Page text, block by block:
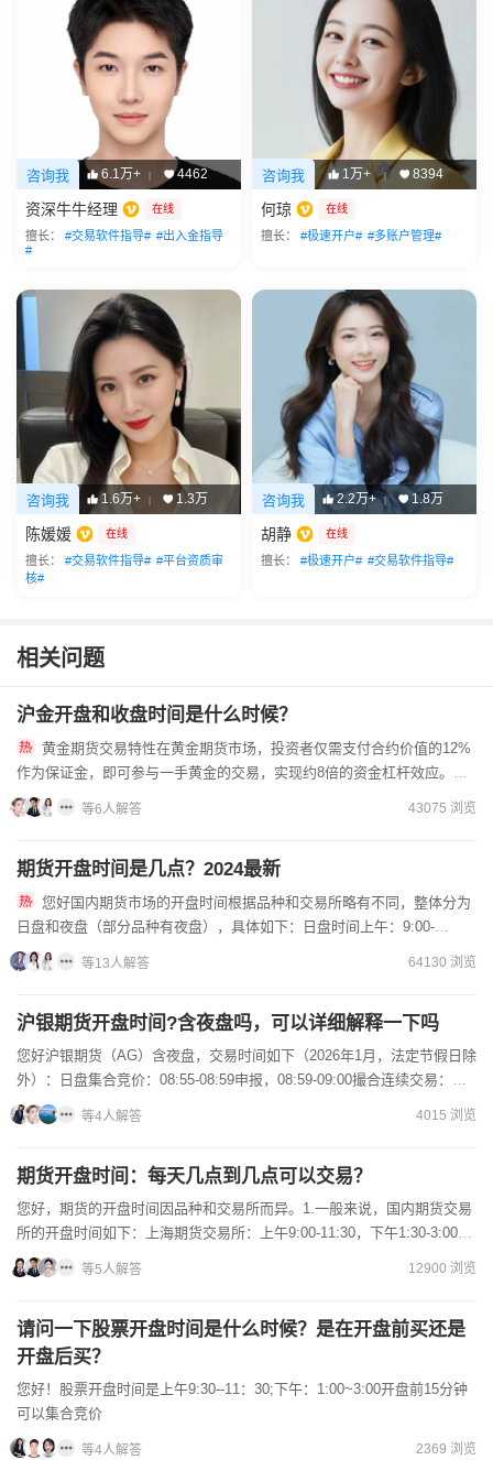
咨询我 6.1万+ | 4462
资深牛牛经理 在线
擅长： #交易软件指导# #出入金指导
#
咨询我 1万+ | 8394
何琼 在线
擅长： #极速开户# #多账户管理#
咨询我 1.6万+ | 1.3万
陈媛媛 在线
擅长： #交易软件指导# #平台资质审
核#
咨询我 2.2万+ | 1.8万
胡静 在线
擅长： #极速开户# #交易软件指导#
相关问题
沪金开盘和收盘时间是什么时候？
作为保证金，即可参与一手黄金的交易，实现约8倍的资金杠杆效应。初
始交易时，需准备约72000元作为保证金。手续费标准截至2...
等6人解答 43075 浏览
期货开盘时间是几点？2024最新
日盘和夜盘（部分品种有夜盘），具体如下：日盘时间上午：9:00-
11:30（其中10:15-10:30为中间休息时间）下午：...
等13人解答 64130 浏览
沪银期货开盘时间?含夜盘吗，可以详细解释一下吗
您好沪银期货（AG）含夜盘，交易时间如下（2026年1月，法定节假日除
外）：日盘集合竞价：08:55-08:59申报，08:59-09:00撮合连续交易：
09:00-10:15；10:...
等4人解答 4015 浏览
期货开盘时间：每天几点到几点可以交易？
您好，期货的开盘时间因品种和交易所而异。1.一般来说，国内期货交易
所的开盘时间如下：上海期货交易所：上午9:00-11:30，下午1:30-3:00。
大连商品交易所：上午9:00-11...
等5人解答 12900 浏览
请问一下股票开盘时间是什么时候？是在开盘前买还是
开盘后买？
您好！股票开盘时间是上午9:30--11：30;下午：1:00~3:00开盘前15分钟
可以集合竞价
等4人解答 2369 浏览